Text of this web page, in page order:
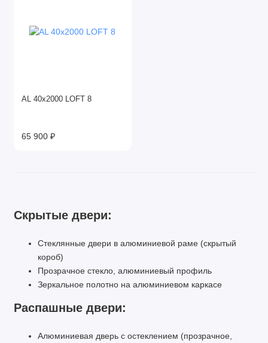
AL 40x2000 LOFT 8
65 900 ₽
Скрытые двери:
Стеклянные двери в алюминиевой раме (скрытый
короб)
Прозрачное стекло, алюминиевый профиль
Зеркальное полотно на алюминиевом каркасе
Распашные двери:
Алюминиевая дверь с остеклением (прозрачное,